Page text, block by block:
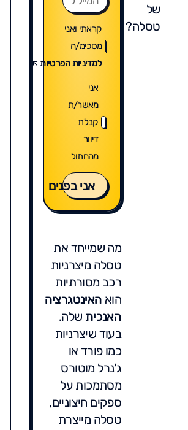
של
טסלה?
קראתי ואני
מסכימ/ה
למדיניות הפרטיות
אני
מאשר/ת
קבלת
דיוור
מהחתול
אני בפנים
מה שמייחד את
טסלה מיצרניות
רכב מסורתיות
הוא האינטגרציה
האנכית שלה.
בעוד שיצרניות
כמו פורד או
ג'נרל מוטורס
מסתמכות על
ספקים חיצוניים,
טסלה מייצרת